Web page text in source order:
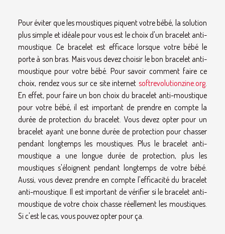
Pour éviter que les moustiques piquent votre bébé, la solution
plus simple et idéale pour vous est le choix d'un bracelet anti-
moustique. Ce bracelet est efficace lorsque votre bébé le
porte à son bras. Mais vous devez choisir le bon bracelet anti-
moustique pour votre bébé. Pour savoir comment faire ce
choix, rendez vous sur ce site internet softrevolutionzine.org.
En effet, pour faire un bon choix du bracelet anti-moustique
pour votre bébé, il est important de prendre en compte la
durée de protection du bracelet. Vous devez opter pour un
bracelet ayant une bonne durée de protection pour chasser
pendant longtemps les moustiques. Plus le bracelet anti-
moustique a une longue durée de protection, plus les
moustiques s'éloignent pendant longtemps de votre bébé.
Aussi, vous devez prendre en compte l'efficacité du bracelet
anti-moustique. Il est important de vérifier si le bracelet anti-
moustique de votre choix chasse réellement les moustiques.
Si c'est le cas, vous pouvez opter pour ça.